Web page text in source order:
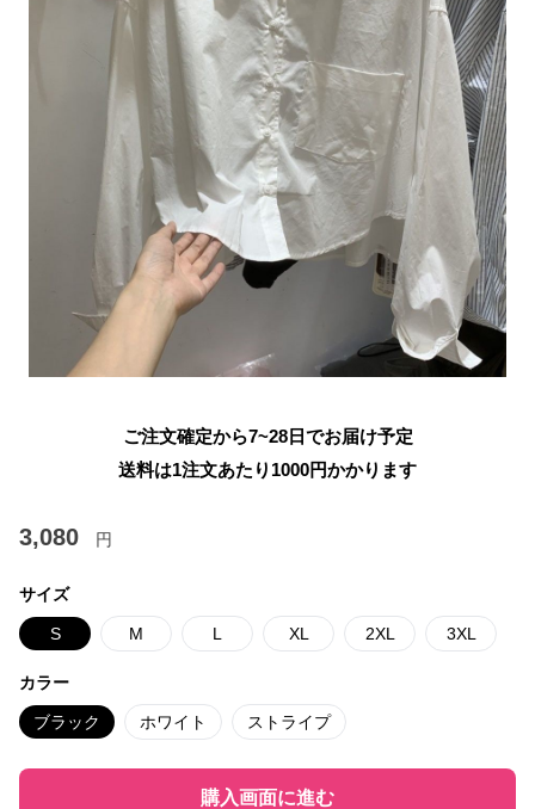
ご注文確定から7~28日でお届け予定
送料は1注文あたり 1000円かかります
3,080 円
サイズ
S M L XL 2XL 3XL
カラー
ブラック ホワイト ストライプ
購入画面に進む